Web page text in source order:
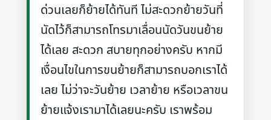
ด่วนเลยก็ย้ายได้ทันที ไม่สะดวกย้ายวันที่
นัดไว้ก็สามารถโทรมาเลื่อนนัดวันขนย้าย
ได้เลย สะดวก สบายทุกอย่างครับ หากมี
เงื่อนไขในการขนย้ายก็สามารถบอกเราได้
เลย ไม่ว่าจะวันย้าย เวลาย้าย หรือเวลาขน
ย้ายแจ้งเรามาได้เลยนะครับ เราพร้อม